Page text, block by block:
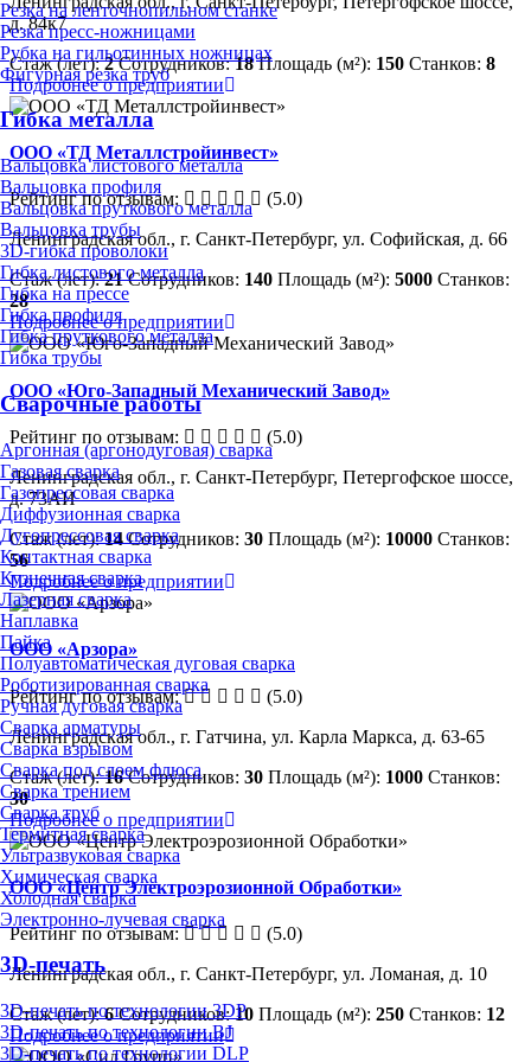
Резка на ленточнопильном станке
Резка пресс-ножницами
Рубка на гильотинных ножницах
Фигурная резка труб
Гибка металла
Вальцовка листового металла
Вальцовка профиля
Вальцовка пруткового металла
Вальцовка трубы
3D-гибка проволоки
Гибка листового металла
Гибка на прессе
Гибка профиля
Гибка пруткового металла
Гибка трубы
Сварочные работы
Аргонная (аргонодуговая) сварка
Газовая сварка
Газопрессовая сварка
Диффузионная сварка
Дугопрессовая сварка
Контактная сварка
Кузнечная сварка
Лазерная сварка
Наплавка
Пайка
Полуавтоматическая дуговая сварка
Роботизированная сварка
Ручная дуговая сварка
Сварка арматуры
Сварка взрывом
Сварка под слоем флюса
Сварка трением
Сварка труб
Термитная сварка
Ультразвуковая сварка
Химическая сварка
Холодная сварка
Электронно-лучевая сварка
3D-печать
3D-печать по технологии 3DP
3D-печать по технологии BJ
3D-печать по технологии DLP
д. 84к7
Стаж (лет):2 Сотрудников:18 Площадь (м²): 150 Станков: 8
Подробнее о предприятии
ООО «ТД Металлстройинвест»
Рейтинг по отзывам:
(5.0)
Ленинградская обл., г. Санкт-Петербург, ул. Софийская, д. 66
Стаж (лет):21 Сотрудников: 140 Площадь (м²): 5000 Станков:
28
Подробнее о предприятии
ООО «Юго-Западный Механический Завод»
Рейтинг по отзывам:
(5.0)
Ленинградская обл., г. Санкт-Петербург, Петергофское шоссе,
д. 73АИ
Стаж (лет):14 Сотрудников: 30 Площадь (м²): 10000 Станков:
56
Подробнее о предприятии
ООО «Арзора»
Рейтинг по отзывам:
(5.0)
Ленинградская обл., г. Гатчина, ул. Карла Маркса, д. 63-65
Стаж (лет):16 Сотрудников: 30 Площадь (м²): 1000 Станков:
30
Подробнее о предприятии
ООО «Центр Электроэрозионной Обработки»
Рейтинг по отзывам:
(5.0)
Ленинградская обл., г. Санкт-Петербург, ул. Ломаная, д. 10
Стаж (лет):6 Сотрудников:10 Площадь (м²): 250 Станков: 12
Подробнее о предприятии